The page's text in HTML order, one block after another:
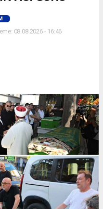
08.08.2026 - 16:46